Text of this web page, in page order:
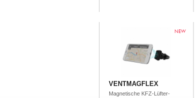
VENTMAGFLEX
Magnetische KFZ-Lüfter-
NEW